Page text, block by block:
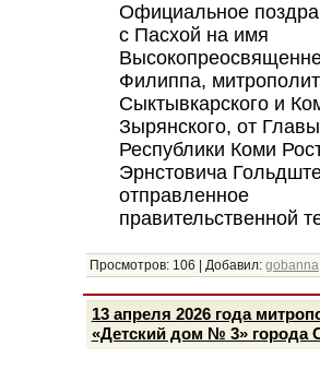
Официальное
с Пасхой на имя
Филиппа,
Сыктывкарского и
Зырянского, от Главы
Республики Коми
Эрнстовича
отправленное
правительственной
Просмотров: 106 Добавил: gobanna
13 апреля 2026 года
«Детский дом № 3» города